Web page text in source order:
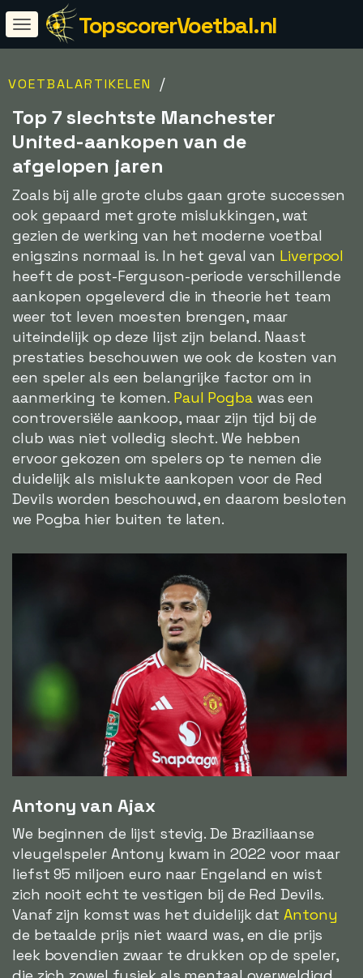
TopscorerVoetbal.nl
VOETBALARTIKELEN /
Top 7 slechtste Manchester
United-aankopen van de
afgelopen jaren
Zoals bij alle grote clubs gaan grote successen
ook gepaard met grote mislukkingen, wat
gezien de werking van het moderne voetbal
enigszins normaal is. In het geval van Liverpool
heeft de post-Ferguson-periode verschillende
aankopen opgeleverd die in theorie het team
weer tot leven moesten brengen, maar
uiteindelijk op deze lijst zijn beland. Naast
prestaties beschouwen we ook de kosten van
een speler als een belangrijke factor om in
aanmerking te komen. Paul Pogbawas een
controversiële aankoop, maar zijn tijd bij de
club was niet volledig slecht. We hebben
ervoor gekozen om spelers op te nemen die
duidelijk als mislukte aankopen voor de Red
Devils worden beschouwd, en daarom besloten
we Pogba hier buiten te laten.
Antony van Ajax
We beginnen de lijst stevig. De Braziliaanse
vleugelspeler Antony kwam in 2022 voor maar
liefst 95 miljoen euro naar Engeland en wist
zich nooit echt te vestigen bij de Red Devils.
Vanaf zijn komst was het duidelijk datAntony
de betaalde prijs niet waard was, en die prijs
leek bovendien zwaar te drukken op de speler,